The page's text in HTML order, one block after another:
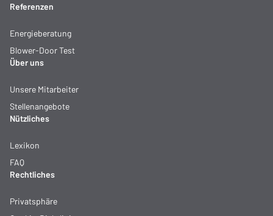
Referenzen
Energieberatung
Blower-Door Test
Über uns
Unsere Mitarbeiter
Stellenangebote
Nützliches
Lexikon
FAQ
Rechtliches
Privatsphäre